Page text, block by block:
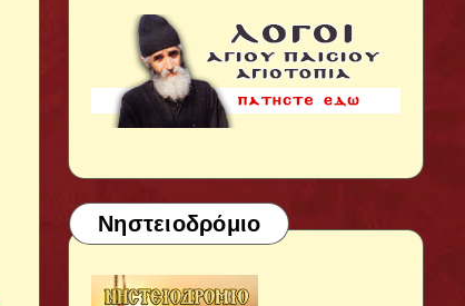
Νηστειοδρόμιο